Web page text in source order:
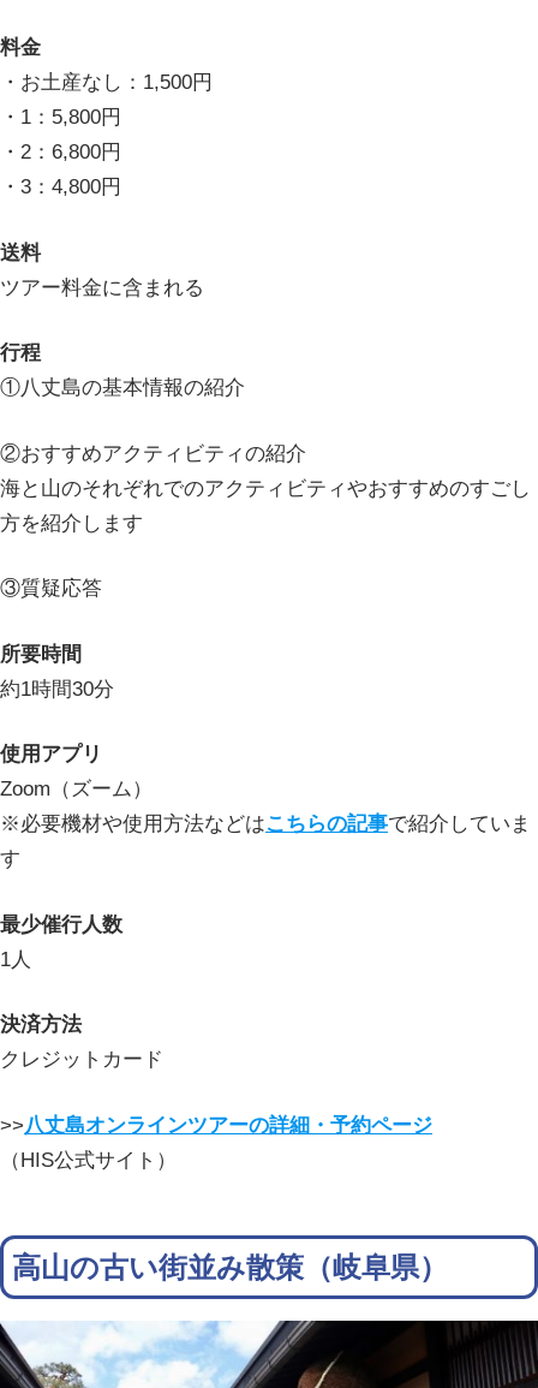
料金
・お土産なし：1,500円
・1：5,800円
・2：6,800円
・3：4,800円
送料
ツアー料金に含まれる
行程
①八丈島の基本情報の紹介
②おすすめアクティビティの紹介
海と山のそれぞれでのアクティビティやおすすめのすごし
方を紹介します
③質疑応答
所要時間
約1時間30分
使用アプリ
Zoom（ズーム）
※必要機材や使用方法などはこちらの記事で紹介していま
す
最少催行人数
1人
決済方法
クレジットカード
>>八丈島オンラインツアーの詳細・予約ページ
（HIS公式サイト）
高山の古い街並み散策（岐阜県）